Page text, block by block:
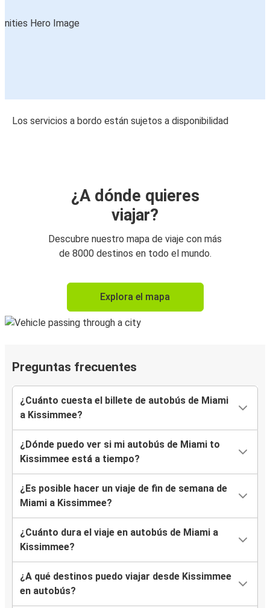
Los servicios a bordo están sujetos a disponibilidad
¿A dónde quieres
viajar?
Descubre nuestro mapa de viaje con más
de 8000 destinos en todo el mundo.
Explora el mapa
Preguntas frecuentes
¿Cuánto cuesta el billete de autobús de Miami
a Kissimmee?
¿Dónde puedo ver si mi autobús de Miami to
Kissimmee está a tiempo?
¿Es posible hacer un viaje de fin de semana de
Miami a Kissimmee?
¿Cuánto dura el viaje en autobús de Miami a
Kissimmee?
¿A qué destinos puedo viajar desde Kissimmee
en autobús?